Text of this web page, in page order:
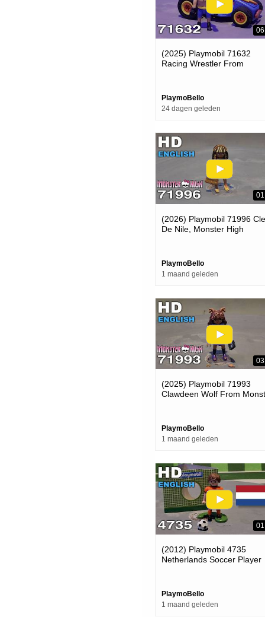
(2025) Playmobil 71632
Racing Wrestler From
PlaymoBello
24 dagen geleden
(2026) Playmobil 71996
De Nile, Monster High
PlaymoBello
1 maand geleden
(2025) Playmobil 71993
Clawdeen Wolf From
PlaymoBello
1 maand geleden
(2012) Playmobil 4735
Netherlands Soccer Player
PlaymoBello
1 maand geleden